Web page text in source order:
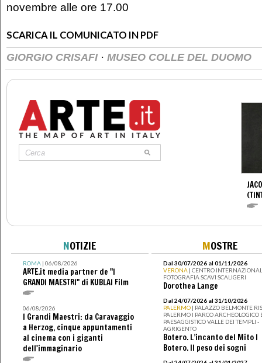
novembre alle ore 17.00
SCARICA IL COMUNICATO IN PDF
GIORGIO CRISAFI · MUSEO COLLE DEL DUOMO
NOTIZIE
ROMA| 06/08/2026
ARTE.it media partner de "I
GRANDI MAESTRI" di KUBLAI Film
06/08/2026
I Grandi Maestri: da Caravaggio
a Herzog, cinque appuntamenti
al cinema con i giganti
dell'immaginario
MOSTRE
Dal 30/07/2026 al 01/11/2026
VERONA | CENTRO
FOTOGRAFIA SCAVI SCALIGERI
Dorothea Lange
Dal 24/07/2026 al 31/10/2026
PALERMO | PALAZZO BELMONTE
PALERMO I PARCO ARCHEOLOGICO
PAESAGGISTICO VALLE DEI TEMPLI -
AGRIGENTO
Botero. L’incanto del Mito I
Botero. Il peso dei sogni